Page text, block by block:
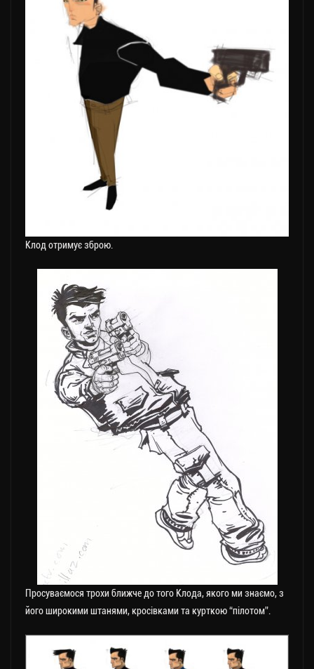
Клод отримує зброю.
Просуваємося трохи ближче до того Клода, якого ми знаємо, з
його широкими штанями, кросівками та курткою “пілотом”.